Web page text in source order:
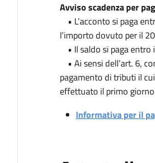
Avviso scadenza per
• L’acconto si paga
l’importo dovuto per il
• Il saldo si paga
• Ai sensi dell’art. 6,
pagamento di tributi il
effettuato il primo
Informativa per il